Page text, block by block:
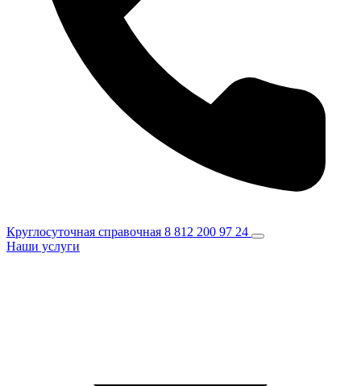
Круглосуточная справочная 8 812 200 97 24
Наши услуги